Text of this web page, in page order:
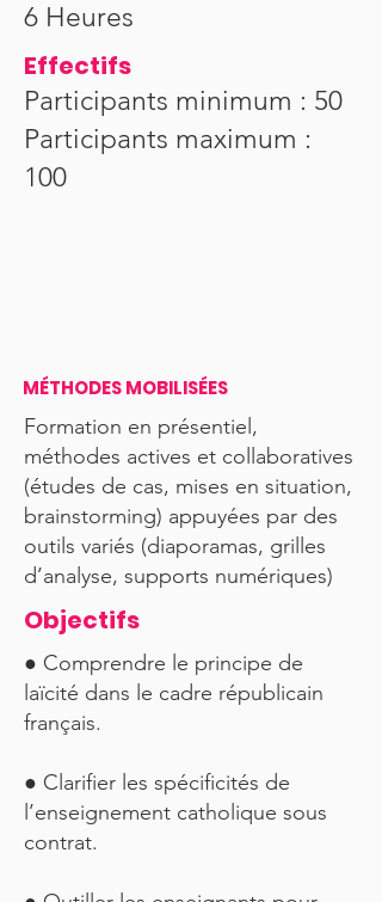
6 Heures
Effectifs
Participants minimum : 50
Participants maximum :
100
MÉTHODES MOBILISÉES
Formation en présentiel,
méthodes actives et collaboratives
(études de cas, mises en situation,
brainstorming) appuyées par des
outils variés (diaporamas, grilles
d’analyse, supports numériques)
Objectifs
● Comprendre le principe de
laïcité dans le cadre républicain
français.
● Clarifier les spécificités de
l’enseignement catholique sous
contrat.